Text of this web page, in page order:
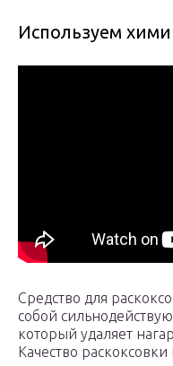
Используем
Средство для
собой
который удаляет
Качество